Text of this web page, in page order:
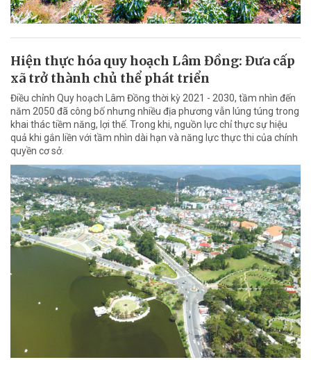
Hiện thực hóa quy hoạch Lâm Đồng: Đưa cấp
xã trở thành chủ thể phát triển
Điều chỉnh Quy hoạch Lâm Đồng thời kỳ 2021 - 2030, tầm nhìn đến
năm 2050 đã công bố nhưng nhiều địa phương vẫn lúng túng trong
khai thác tiềm năng, lợi thế. Trong khi, nguồn lực chỉ thực sự hiệu
quả khi gắn liền với tầm nhìn dài hạn và năng lực thực thi của chính
quyền cơ sở.